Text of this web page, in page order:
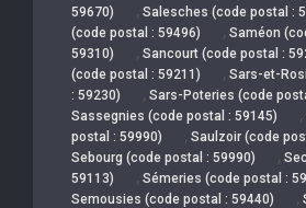
59670)
, Salesches (code postal :
(code postal : 59496)
, Saméon
59310)
, Sancourt (code postal :
(code postal : 59211)
, Sars-et-
: 59230)
, Sars-Poteries (code
Sassegnies (code postal : 59145) ,
postal : 59990)
, Saulzoir (code
Sebourg (code postal : 59990) ,
59113)
, Sémeries (code postal :
Semousies (code postal : 59440) ,